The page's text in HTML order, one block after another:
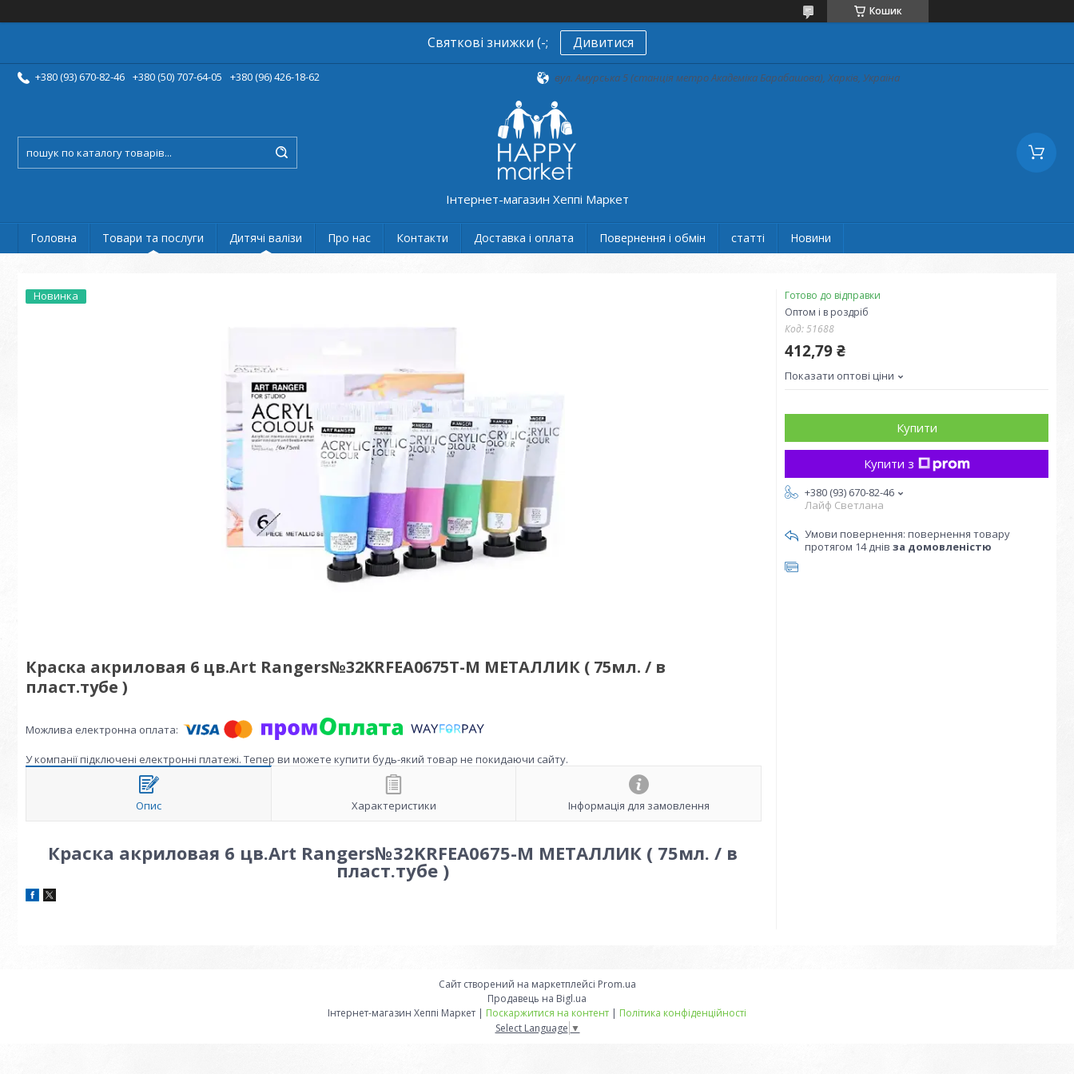
Кошик
Святкові знижки (-; Дивитися
+380 (93) 670-82-46 +380 (50) 707-64-05 +380 (96) 426-18-62 вул. Амурська 5 (станція метро Академіка Барабашова), Харків, Україна
Інтернет-магазин Хеппі Маркет
Головна Товари та послуги Дитячі валізи Про нас Контакти Доставка і оплата Повернення і обмін статті Новини
Новинка
Краска акриловая 6 цв.Art Rangers№32KRFEA0675T-M МЕТАЛЛИК ( 75мл. / в
пласт.тубе )
У компанії підключені електронні платежі. Тепер ви можете купити будь-який товар не покидаючи сайту.
Опис Характеристики Інформація для замовлення
Краска акриловая 6 цв.Art Rangers№32KRFEA0675-M МЕТАЛЛИК ( 75мл. / в
пласт.тубе )
Готово до відправки
Оптом і в роздріб
Код:51688
412,79 ₴
Показати оптові ціни
Купити
Купити з
+380 (93) 670-82-46
Лайф Светлана
повернення товару
протягом 14 днів за домовленістю
Сайт створений на маркетплейсі Prom.ua
Продавець на Bigl.ua
Інтернет-магазин Хеппі Маркет | Поскаржитися на контент | Політика конфіденційності
Select Language ▼